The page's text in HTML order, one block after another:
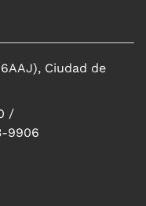
Ciudad de
/
9906